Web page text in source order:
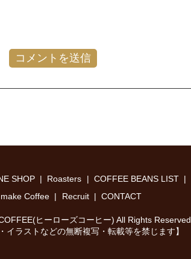
SHOP Roasters COFFEE BEANS LIST
Coffee
Recruit CONTACT
ヒーローズコーヒー) All Rights Reserved.
イラストなどの無断複写・転載等を禁じます】